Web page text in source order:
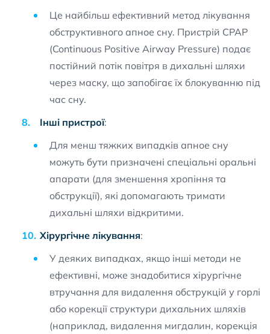
Це найбільш ефективний метод лікування
обструктивного апное сну. Пристрій CPAP
(Continuous Positive Airway Pressure) подає
постійний потік повітря в дихальні шляхи
через маску, що запобігає їх блокуванню під
час сну.
Інші пристрої:
Для менш тяжких випадків апное сну
можуть бути призначені спеціальні оральні
апарати (для зменшення хропіння та
обструкції), які допомагають тримати
дихальні шляхи відкритими.
Хірургічне лікування:
У деяких випадках, якщо інші методи не
ефективні, може знадобитися хірургічне
втручання для видалення обструкцій у горлі
або корекції структури дихальних шляхів
(наприклад, видалення мигдалин, корекція